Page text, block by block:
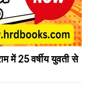
में 25 वर्षीय युवती से